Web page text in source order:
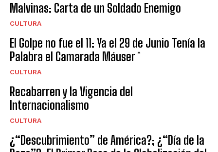
Malvinas: Carta de un Soldado Enemigo
CULTURA
El Golpe no fue el 11: Ya el 29 de Junio Tenía la
Palabra el Camarada Máuser *
CULTURA
Recabarren y la Vigencia del
Internacionalismo
CULTURA
¿“Descubrimiento” de América?; ¿“Día de la